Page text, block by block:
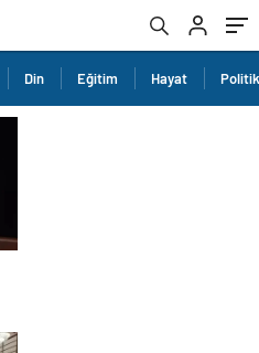
Din Eğitim Hayat